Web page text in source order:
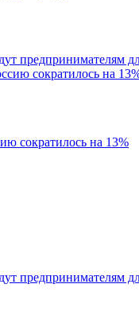
предпринимателям
сократилось на 13%
предпринимателям